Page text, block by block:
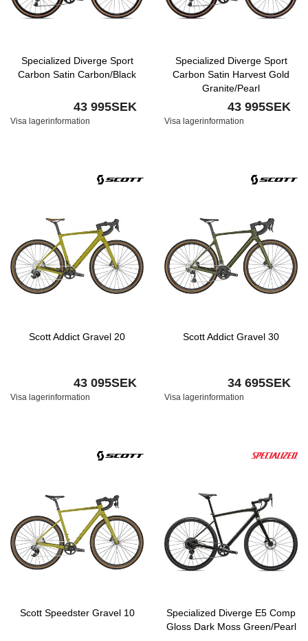
Specialized Diverge Sport
Carbon Satin Carbon/Black
43 995SEK
Visa lagerinformation
Specialized Diverge Sport
Carbon Satin Harvest Gold
Granite/Pearl
43 995SEK
Visa lagerinformation
Scott Addict Gravel 20
43 095SEK
Visa lagerinformation
Scott Addict Gravel 30
34 695SEK
Visa lagerinformation
Scott Speedster Gravel 10
Specialized Diverge E5 Comp
Gloss Dark Moss Green/Pearl